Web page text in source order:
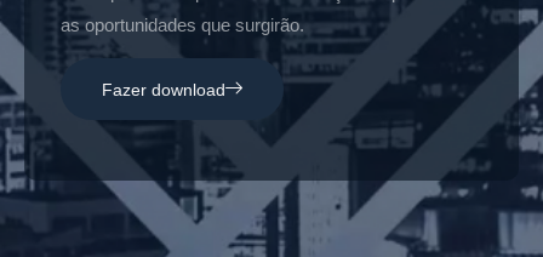
as oportunidades que surgirão.
Fazer download